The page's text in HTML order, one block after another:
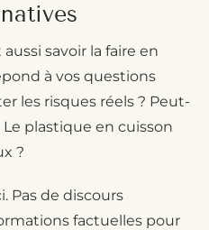
savoir la faire en
à vos questions
les risques réels ? Peut-
plastique en cuisson
?
Pas de discours
factuelles pour